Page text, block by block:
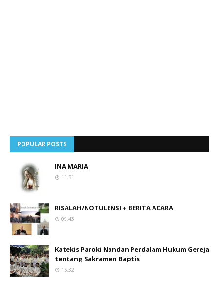
POPULAR POSTS
INA MARIA
11.51
RISALAH/NOTULENSI + BERITA ACARA
09.43
Katekis Paroki Nandan Perdalam Hukum Gereja
tentang Sakramen Baptis
15.32